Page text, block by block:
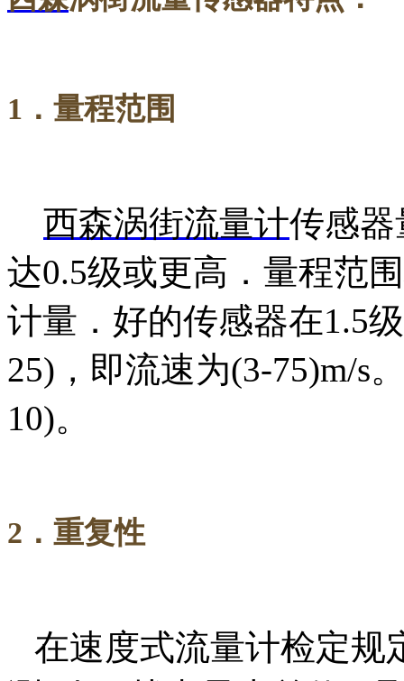
1 ．量程范围
西森涡街流量计传感
达0.5级或更高．量程范
计量．好的传感器在1.5
25) ，即流速为(3-75)m/s
10)。
2 ．重复性
在速度式流量计检定规